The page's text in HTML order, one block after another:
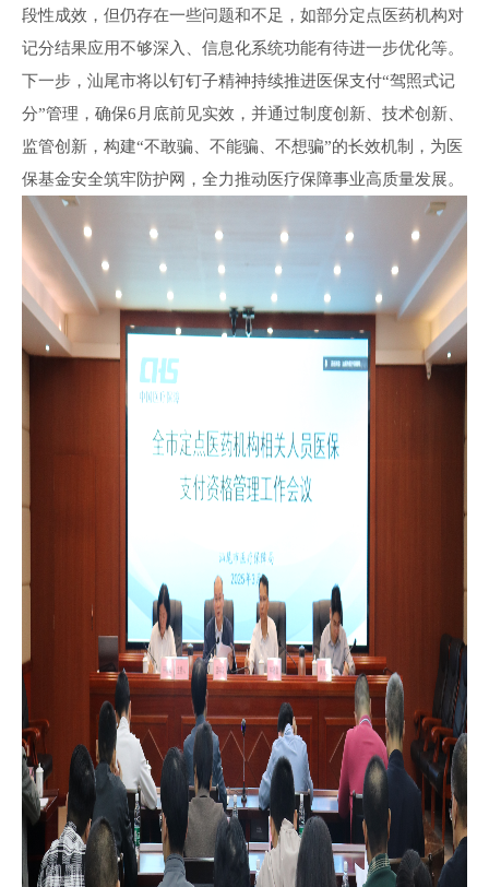
段性成效，但仍存在一些问题和不足，如部分定点医药机构对
记分结果应用不够深入、信息化系统功能有待进一步优化等。
下一步，汕尾市将以钉钉子精神持续推进医保支付“驾照式记
分”管理，确保6月底前见实效，并通过制度创新、技术创新、
监管创新，构建“不敢骗、不能骗、不想骗”的长效机制，为医
保基金安全筑牢防护网，全力推动医疗保障事业高质量发展。